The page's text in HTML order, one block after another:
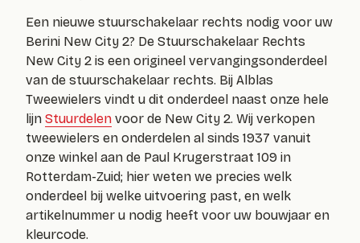
Een nieuwe stuurschakelaar rechts nodig voor uw
Berini New City 2? De Stuurschakelaar Rechts
New City 2 is een origineel vervangingsonderdeel
van de stuurschakelaar rechts. Bij Alblas
Tweewielers vindt u dit onderdeel naast onze hele
lijn Stuurdelen voor de New City 2. Wij verkopen
tweewielers en onderdelen al sinds 1937 vanuit
onze winkel aan de Paul Krugerstraat 109 in
Rotterdam-Zuid; hier weten we precies welk
onderdeel bij welke uitvoering past, en welk
artikelnummer u nodig heeft voor uw bouwjaar en
kleurcode.